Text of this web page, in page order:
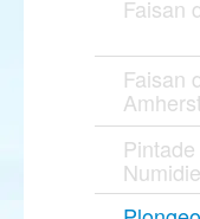
Faisan
Faisan
Amherst
Numidie